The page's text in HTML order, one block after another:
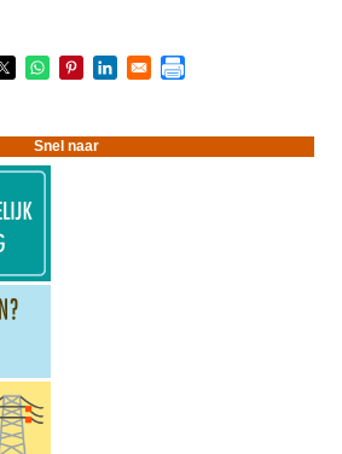
Snel naar